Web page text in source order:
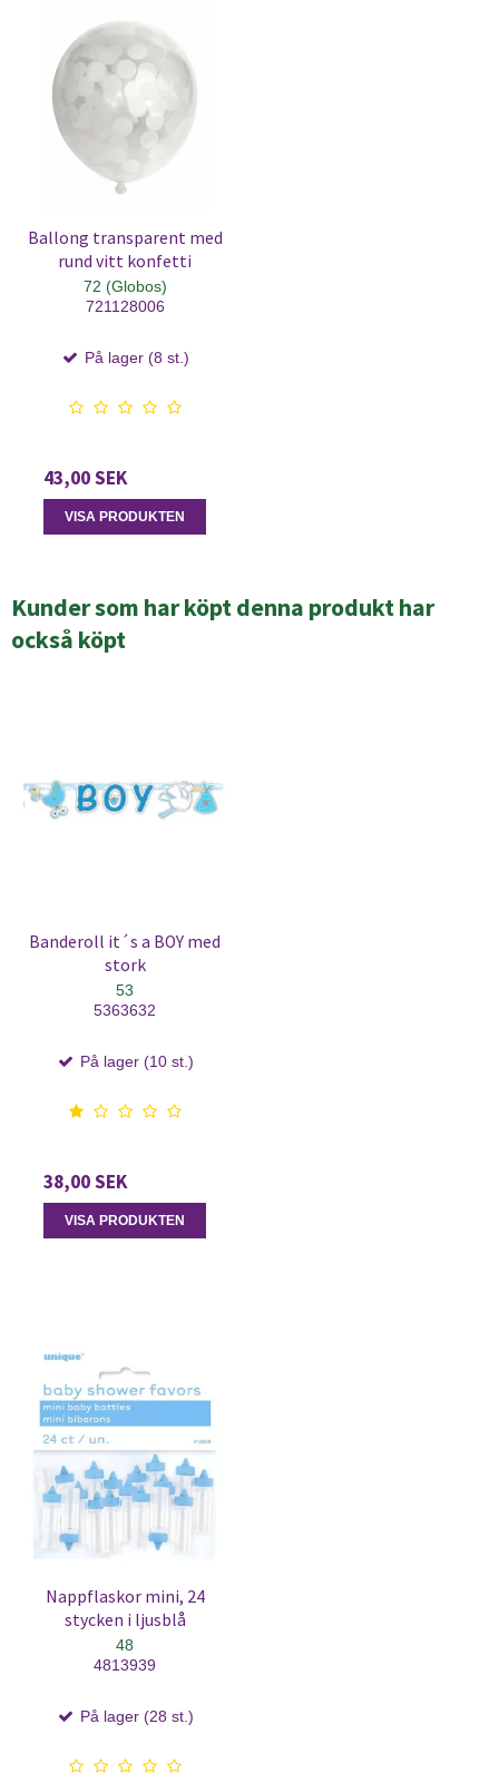
Ballong transparent med
rund vitt konfetti
72 (Globos)
721128006
På lager (8 st.)
43,00 SEK
VISA PRODUKTEN
Kunder som har köpt denna produkt har
också köpt
Banderoll it´s a BOY med
stork
53
5363632
På lager (10 st.)
38,00 SEK
VISA PRODUKTEN
Nappflaskor mini, 24
stycken i ljusblå
48
4813939
På lager (28 st.)